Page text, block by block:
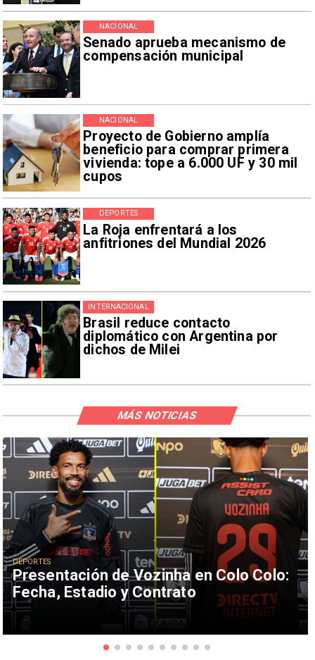
Senado aprueba mecanismo de
compensación municipal
NACIONAL
Proyecto de Gobierno amplía
beneficio para comprar primera
vivienda: tope a 6.000 UF y 30 mil
cupos
NACIONAL
La Roja enfrentará a los
anfitriones del Mundial 2026
DEPORTES
Brasil reduce contacto
diplomático con Argentina por
dichos de Milei
INTERNACIONAL
Presentación de Vozinha en Colo Colo:
Fecha, Estadio y Contrato
DEPORTES
MÁS NOTICIAS